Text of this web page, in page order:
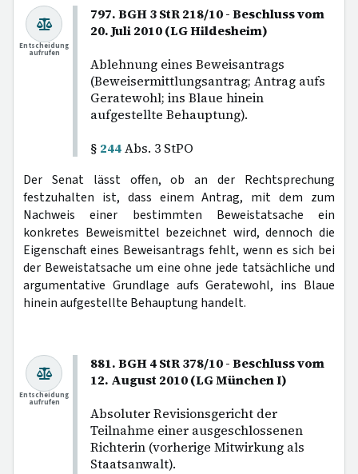
797. BGH 3 StR 218/10 - Beschluss vom
20. Juli 2010 (LG Hildesheim)
Ablehnung eines Beweisantrags
(Beweisermittlungsantrag; Antrag aufs
Geratewohl; ins Blaue hinein
aufgestellte Behauptung).
§ 244Abs. 3 StPO
Entscheidung
aufrufen
Der Senat lässt offen, ob an der Rechtsprechung
festzuhalten ist, dass einem Antrag, mit dem zum
Nachweis einer bestimmten Beweistatsache ein
konkretes Beweismittel bezeichnet wird, dennoch die
Eigenschaft eines Beweisantrags fehlt, wenn es sich bei
der Beweistatsache um eine ohne jede tatsächliche und
argumentative Grundlage aufs Geratewohl, ins Blaue
hinein aufgestellte Behauptung handelt.
881. BGH 4 StR 378/10 - Beschluss vom
12. August 2010 (LG München I)
Absoluter Revisionsgericht der
Teilnahme einer ausgeschlossenen
Richterin (vorherige Mitwirkung als
Staatsanwalt).
Entscheidung
aufrufen